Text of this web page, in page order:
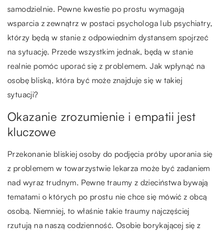
samodzielnie. Pewne kwestie po prostu wymagają
wsparcia z zewnątrz w postaci psychologa lub psychiatry,
którzy będą w stanie z odpowiednim dystansem spojrzeć
na sytuację. Przede wszystkim jednak, będą w stanie
realnie pomóc uporać się z problemem. Jak wpłynąć na
osobę bliską, która być może znajduje się w takiej
sytuacji?
Okazanie zrozumienie i empatii jest
kluczowe
Przekonanie bliskiej osoby do podjęcia próby uporania się
z problemem w towarzystwie lekarza może być zadaniem
nad wyraz trudnym. Pewne traumy z dzieciństwa bywają
tematami o których po prostu nie chce się mówić z obcą
osobą. Niemniej, to właśnie takie traumy najczęściej
rzutują na naszą codzienność. Osobie borykającej się z